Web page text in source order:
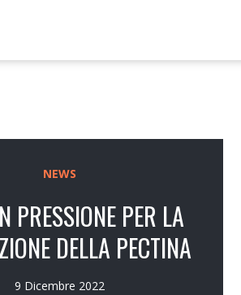
NEWS
PRESSIONE PER LA
DELLA PECTINA
9 Dicembre 2022